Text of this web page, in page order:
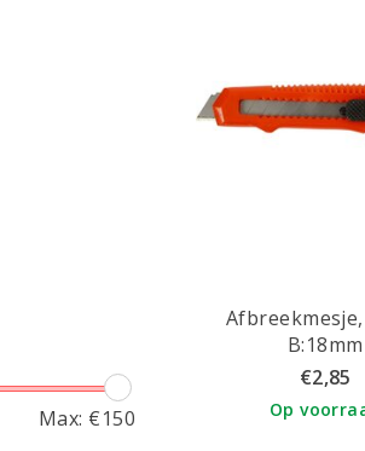
Max: €150
B:18mm
€2,85
Op